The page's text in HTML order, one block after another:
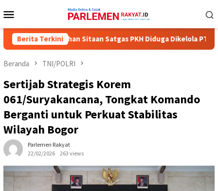
ke
Mobile
Berita Terkini
Lahan Sitaan Satgas PKH Diduga Dikelola PT IPK,
Beranda TNI/POLRI
Sertijab Strategis Korem
061/Suryakancana, Tongkat Komando
Berganti untuk Perkuat Stabilitas
Wilayah Bogor
Parlemen Rakyat
22/02/2026
263 views